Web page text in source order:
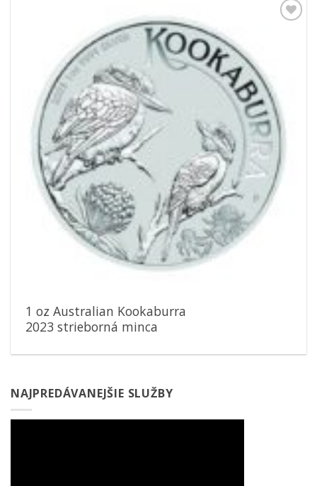
1 oz Australian Kookaburra
2023 strieborná minca
NAJPREDÁVANEJŠIE SLUŽBY